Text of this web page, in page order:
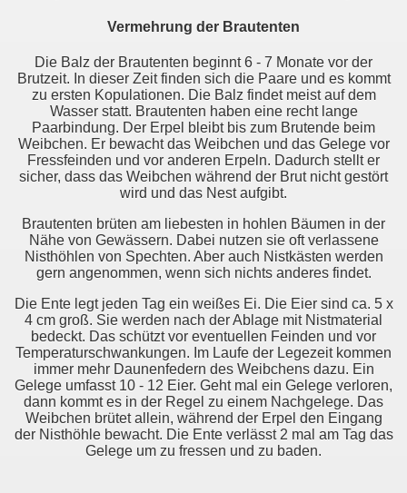
Vermehrung der Brautenten
Die Balz der Brautenten beginnt 6 - 7 Monate vor der
Brutzeit. In dieser Zeit finden sich die Paare und es kommt
zu ersten Kopulationen. Die Balz findet meist auf dem
Wasser statt. Brautenten haben eine recht lange
Paarbindung. Der Erpel bleibt bis zum Brutende beim
Weibchen. Er bewacht das Weibchen und das Gelege vor
Fressfeinden und vor anderen Erpeln. Dadurch stellt er
sicher, dass das Weibchen während der Brut nicht gestört
wird und das Nest aufgibt.
Brautenten brüten am liebesten in hohlen Bäumen in der
Nähe von Gewässern. Dabei nutzen sie oft verlassene
Nisthöhlen von Spechten. Aber auch Nistkästen werden
gern angenommen, wenn sich nichts anderes findet.
Die Ente legt jeden Tag ein weißes Ei. Die Eier sind ca. 5 x
4 cm groß. Sie werden nach der Ablage mit Nistmaterial
bedeckt. Das schützt vor eventuellen Feinden und vor
Temperaturschwankungen. Im Laufe der Legezeit kommen
immer mehr Daunenfedern des Weibchens dazu. Ein
Gelege umfasst 10 - 12 Eier. Geht mal ein Gelege verloren,
dann kommt es in der Regel zu einem Nachgelege. Das
Weibchen brütet allein, während der Erpel den Eingang
der Nisthöhle bewacht. Die Ente verlässt 2 mal am Tag das
Gelege um zu fressen und zu baden.